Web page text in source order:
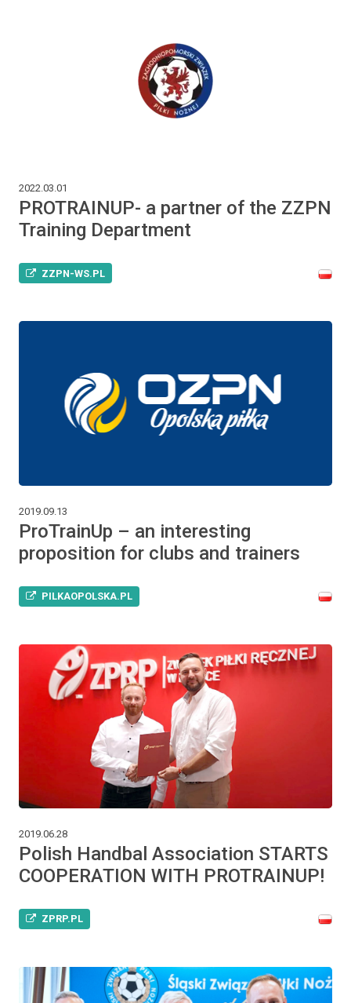
2022.03.01
PROTRAINUP- a partner of the ZZPN
Training Department
ZZPN-WS.PL
2019.09.13
ProTrainUp – an interesting
proposition for clubs and trainers
PILKAOPOLSKA.PL
2019.06.28
Polish Handbal Association STARTS
COOPERATION WITH PROTRAINUP!
ZPRP.PL